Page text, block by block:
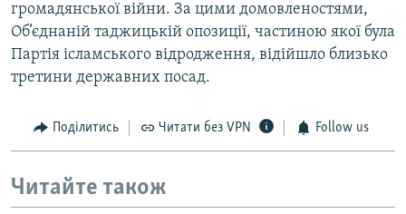
громадянської війни. За цими домовленостями,
Об’єднаній таджицькій опозиції, частиною якої була
Партія ісламського відродження, відійшло близько
третини державних посад.
Поділитись Читати без VPN Follow us
Читайте також